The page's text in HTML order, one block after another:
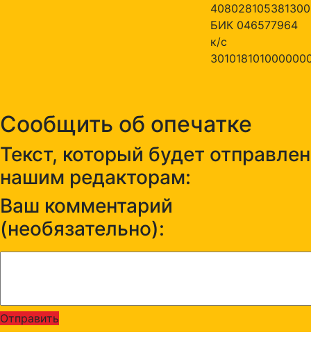
БИК 046577964
к/с
Сообщить об опечатке
Текст, который будет отправлен
нашим редакторам:
Ваш комментарий
(необязательно):
Отправить